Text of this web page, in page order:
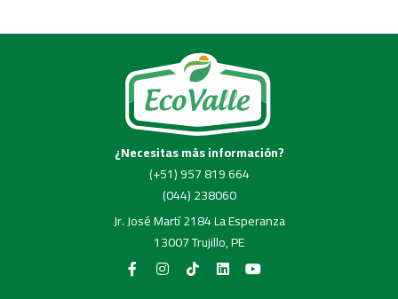
¿Necesitas más información?
(+51) 957 819 664
(044) 238060
Jr. José Martí 2184 La Esperanza
13007 Trujillo, PE